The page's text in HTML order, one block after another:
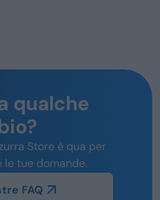
qualche
Store è qua per
tue domande.
FAQ